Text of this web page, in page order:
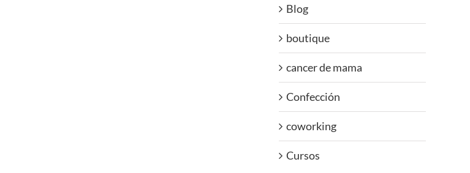
Blog
boutique
cancer de mama
Confección
coworking
Cursos